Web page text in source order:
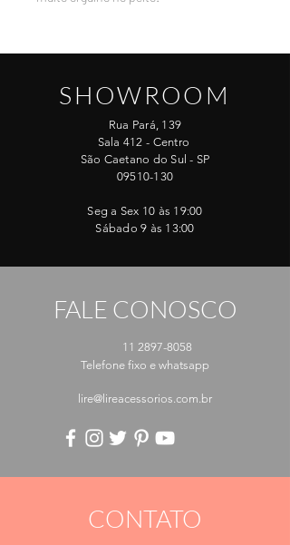
SHOWROOM
Rua Pará, 139
Sala 412 - Centro
São Caetano do Sul - SP
09510-130
Seg a Sex 10 às 19:00
Sábado 9 às 13:00
FALE CONOSCO
11 2897-8058
Telefone fixo e whatsapp
lire@lireacessorios.com.br
CONTATO